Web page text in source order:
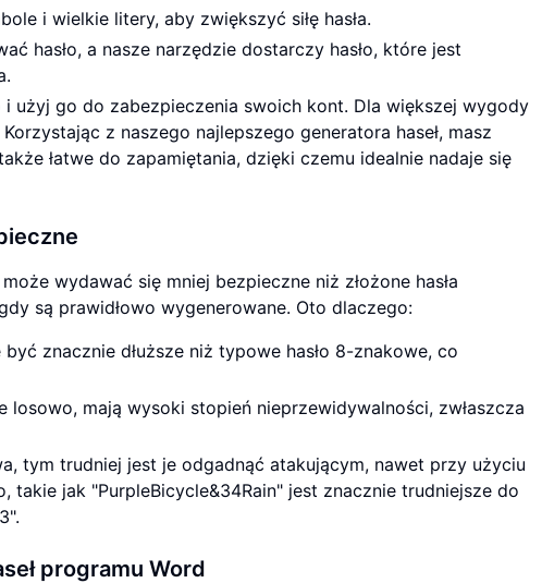
i wielkie litery, aby zwiększyć siłę hasła.
hasło, a nasze narzędzie dostarczy hasło, które jest
i użyj go do zabezpieczenia swoich kont. Dla większej wygody
z naszego najlepszego generatora haseł, masz
łatwe do zapamiętania, dzięki czemu idealnie nadaje się
wydawać się mniej bezpieczne niż złożone hasła
są prawidłowo wygenerowane. Oto dlaczego:
być znacznie dłuższe niż typowe hasło 8-znakowe, co
losowo, mają wysoki stopień nieprzewidywalności, zwłaszcza
tym trudniej jest je odgadnąć atakującym, nawet przy użyciu
takie jak "PurpleBicycle&34Rain" jest znacznie trudniejsze do
programu Word